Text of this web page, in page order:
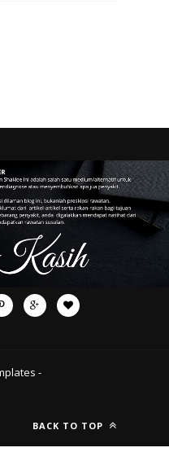
-
BACK TO TOP